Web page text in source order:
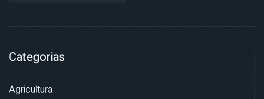
Categorias
Agricultura